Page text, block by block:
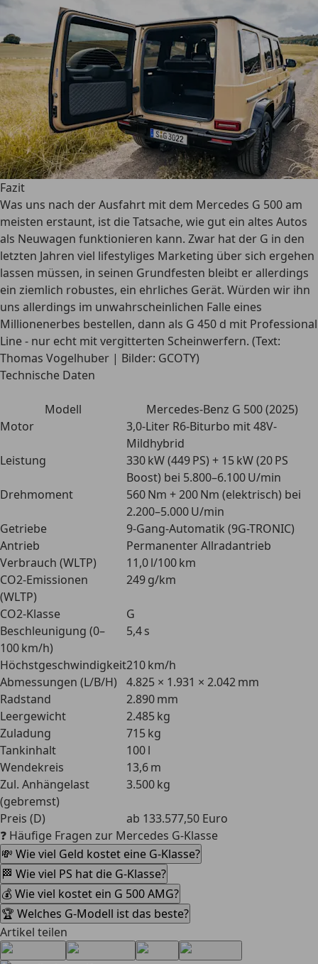
Fazit
Was uns nach der Ausfahrt mit dem Mercedes G 500 am
meisten erstaunt, ist die Tatsache, wie gut ein altes Autos
als Neuwagen funktionieren kann. Zwar hat der G in den
letzten Jahren viel lifestyliges Marketing über sich ergehen
lassen müssen, in seinen Grundfesten bleibt er allerdings
ein ziemlich robustes, ein ehrliches Gerät. Würden wir ihn
uns allerdings im unwahrscheinlichen Falle eines
Millionenerbes bestellen, dann als G 450 d mit Professional
Line - nur echt mit vergitterten Scheinwerfern. (Text:
Thomas Vogelhuber | Bilder: GCOTY)
Technische Daten
Modell
Mercedes-Benz G 500 (2025)
Motor
3,0-Liter R6-Biturbo mit 48V-
Mildhybrid
Leistung
330 kW (449 PS) + 15 kW (20 PS
Boost) bei 5.800–6.100 U/min
Drehmoment
560 Nm + 200 Nm (elektrisch) bei
2.200–5.000 U/min
Getriebe
9-Gang-Automatik (9G-TRONIC)
Antrieb
Permanenter Allradantrieb
Verbrauch (WLTP)
11,0 l/100 km
CO2-Emissionen
(WLTP)
249 g/km
CO2-Klasse
G
Beschleunigung (0–
100 km/h)
5,4 s
Höchstgeschwindigkeit210 km/h
Abmessungen (L/B/H)
4.825 × 1.931 × 2.042 mm
Radstand
2.890 mm
Leergewicht
2.485 kg
Zuladung
715 kg
Tankinhalt
100 l
Wendekreis
13,6 m
Zul. Anhängelast
(gebremst)
3.500 kg
Preis (D)
ab 133.577,50 Euro
❓ Häufige Fragen zur Mercedes G-Klasse
💸 Wie viel Geld kostet eine G-Klasse?
🏁 Wie viel PS hat die G-Klasse?
💰 Wie viel kostet ein G 500 AMG?
🏆 Welches G-Modell ist das beste?
Artikel teilen